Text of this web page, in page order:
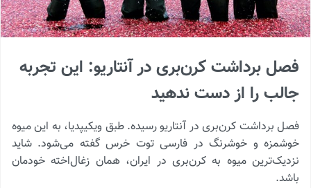
فصل برداشت کرن‌بری در آنتاریو: این تجربه
جالب را از دست ندهید
فصل برداشت کرن‌بری در آنتاریو رسیده. طبق ویکیپدیا، به این میوه
خوشمزه و خوشرنگ در فارسی توت خرس گفته می‌شود. شاید
نزدیک‌ترین میوه به کرن‌بری در ایران، همان زغال‌اخته خودمان
باشد.